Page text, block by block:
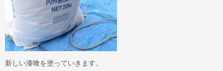
新しい漆喰を塗っていきます。